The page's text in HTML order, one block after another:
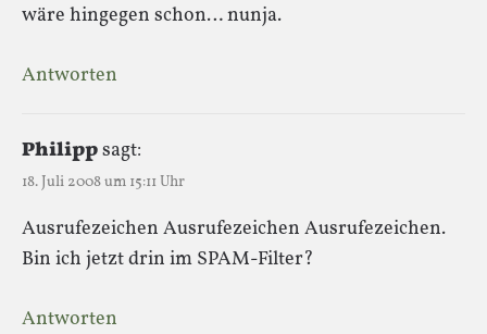
wäre hingegen schon… nunja.
Antworten
Philippsagt:
18. Juli 2008 um 15:11 Uhr
Ausrufezeichen Ausrufezeichen Ausrufezeichen.
Bin ich jetzt drin im SPAM-Filter?
Antworten